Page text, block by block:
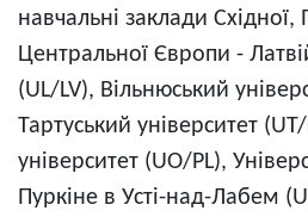
навчальні заклади Східної,
Центральної Європи -
(UL/LV), Вільнюський
Тартуський університет
університет (UO/PL),
Пуркіне в Усті-над-Лабем